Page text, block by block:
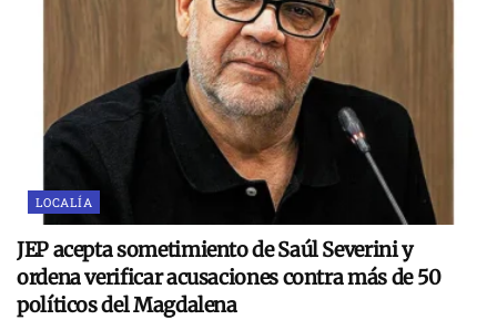
LOCALÍA
JEP acepta sometimiento de Saúl Severini y
ordena verificar acusaciones contra más de 50
políticos del Magdalena